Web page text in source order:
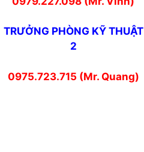
TRƯỞNG PHÒNG KỸ THUẬT
2
0975.723.715 (Mr. Quang)